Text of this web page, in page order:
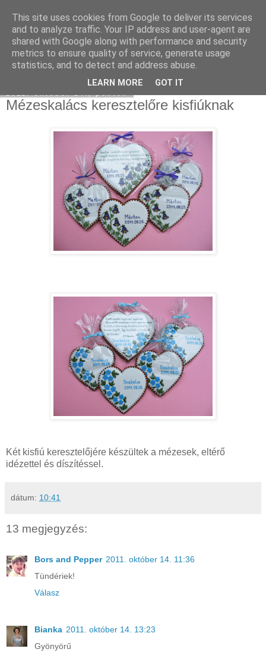
Moha Konyha
Mézeskalács keresztelőre kisfiúknak
Két kisfiú keresztelőjére készültek a mézesek, eltérő
idézettel és díszítéssel.
dátum: 10:41
13 megjegyzés:
Bors and Pepper 2011. október 14. 11:36
Tündériek!
Válasz
Bianka 2011. október 14. 13:23
Gyönyörű
This site uses cookies from Google to deliver its services
and to analyze traffic. Your IP address and user-agent are
shared with Google along with performance and security
metrics to ensure quality of service, generate usage
statistics, and to detect and address abuse.
LEARN MORE GOT IT